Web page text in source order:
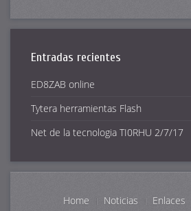
Entradas recientes
ED8ZAB online
Tytera herramientas Flash
Net de la tecnologia TI0RHU 2/7/17
Home Noticias Enlaces